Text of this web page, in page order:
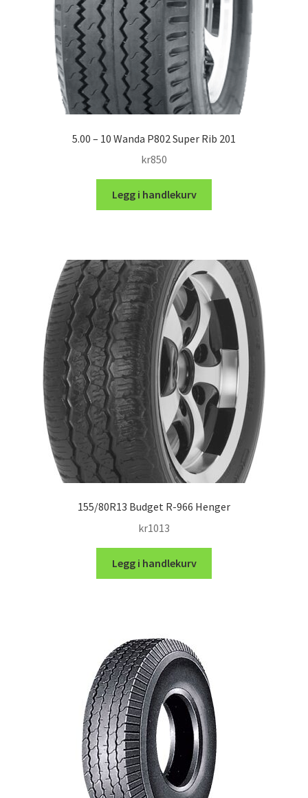
5.00 – 10 Wanda P802 Super Rib 201
kr850
Legg i handlekurv
155/80R13 Budget R-966 Henger
kr1013
Legg i handlekurv